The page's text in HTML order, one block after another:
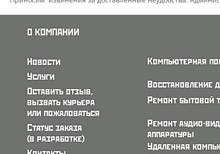
О КОМПАНИИ
Новости
Услуги
Оставить отзыв,
вызвать курьера
или пожаловаться
Статус заказа
(в разработке)
Компьютерная
Восстановление
Ремонт бытовой
Ремонт аудио-
аппаратуры
Удаленная